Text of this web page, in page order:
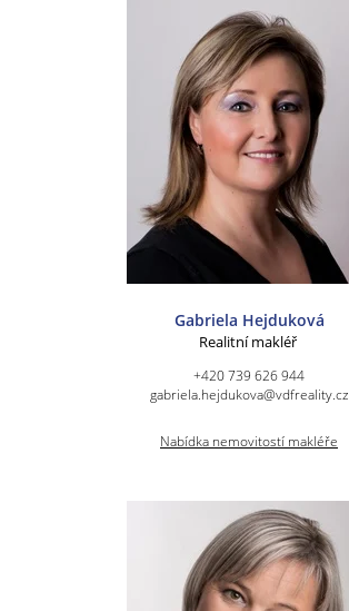
Gabriela Hejduková
Realitní makléř
+420 739 626 944
gabriela.hejdukova@vdfreality.cz
Nabídka nemovitostí makléře